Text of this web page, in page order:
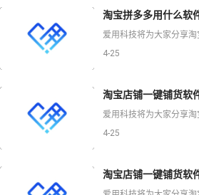
淘宝拼多多用什么软
4-25
淘宝店铺一键铺货软
4-25
淘宝店铺一键铺货软